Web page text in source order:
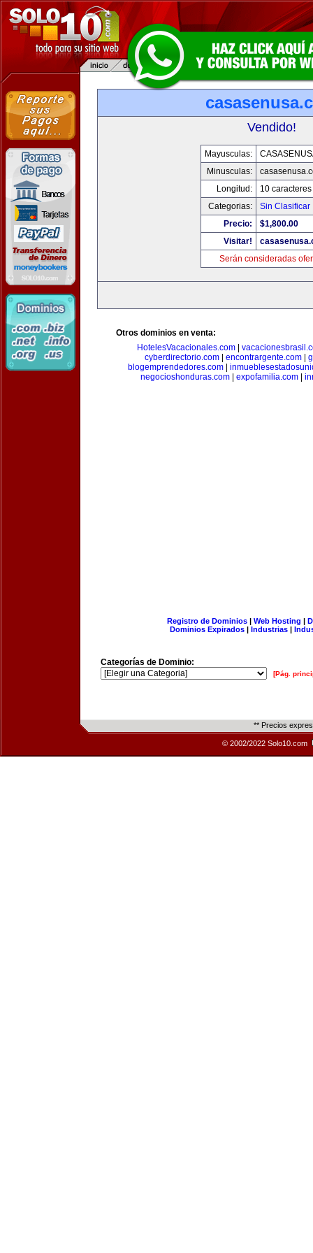
Vendido!
Mayusculas:
Minusculas:
Longitud:
10 caracteres
Categorias:
Sin Clasificar
Precio:
$1,800.00
Visitar!
Serán consideradas
Otros dominios en venta:
HotelesVacacionales.com|
cyberdirectorio.com| encontrargente.com|
blogemprendedores.com
negocioshonduras.com| expofamilia.com|
Registro de Dominios| Web Hosting |
Dominios Expirados | Industrias |
Categorías de Dominio:
[Pág.
** Precios
© 2002/2022 Solo10.com